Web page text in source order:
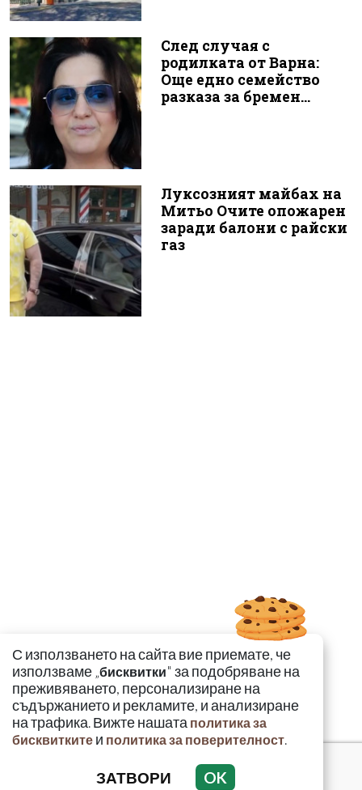
След случая с
родилката от Варна:
Още едно семейство
разказа за бремен...
Луксозният майбах на
Митьо Очите опожарен
заради балони с райски
газ
С използването на сайта вие приемате, че
използваме „бисквитки" за подобряване на
преживяването, персонализиране на
съдържанието и рекламите, и анализиране
на трафика. Вижте нашата политика за
бисквитките и политика за поверителност.
ЗАТВОРИ OK